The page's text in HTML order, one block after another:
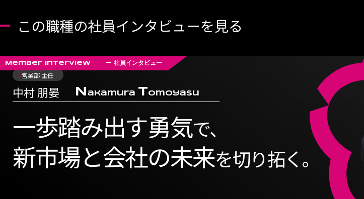
この職種の社員インタビューを見る
Member interview ー 社員インタビュー
営業部 主任
中村 朋晏 N akamura Tomoyasu
一歩踏み出す勇気で、
新市場と会社の未来を切り拓く。